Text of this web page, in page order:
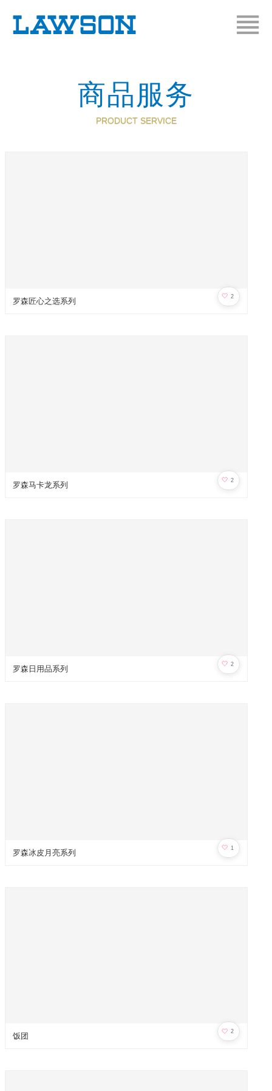
商品服务
PRODUCT SERVICE
罗森匠心之选系列
🤍 2
罗森马卡龙系列
🤍 2
罗森日用品系列
🤍 2
罗森冰皮月亮系列
🤍 1
饭团
🤍 2